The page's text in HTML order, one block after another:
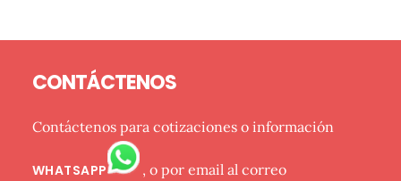
Barra
lateral
CONTÁCTENOS
Contáctenos para cotizaciones o información
WHATSAPP
, o por email al correo